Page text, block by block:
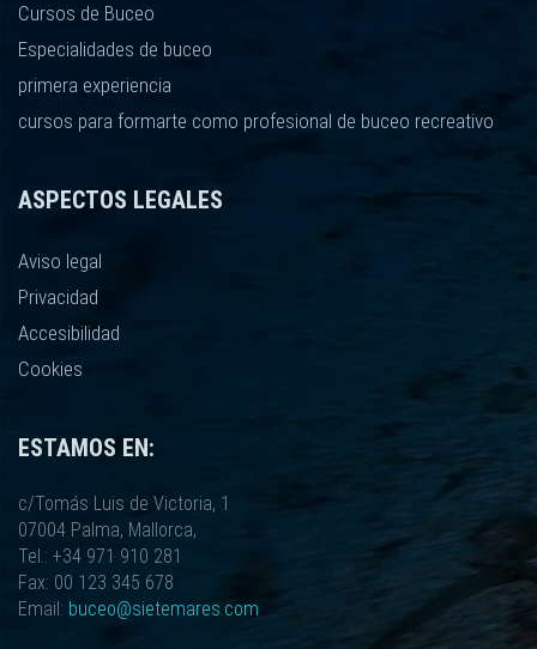
Cursos de Buceo
Especialidades de buceo
primera experiencia
cursos para formarte como profesional de buceo recreativo
ASPECTOS LEGALES
Aviso legal
Privacidad
Accesibilidad
Cookies
ESTAMOS EN:
c/Tomás Luis de Victoria, 1
07004 Palma, Mallorca,
Tel.: +34 971 910 281
Fax: 00 123 345 678
Email: buceo@sietemares.com